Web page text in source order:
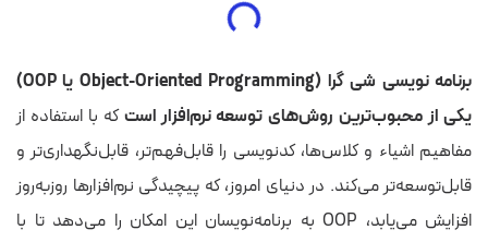
برنامه نویسی شی گرا
(Object-Oriented Programming یا OOP)
یکی از محبوب‌ترین روش‌های توسعه نرم‌افزار استکه با استفاده از
مفاهیم اشیاء و کلاس‌ها، کدنویسی را قابل‌فهم‌تر، قابل‌نگهداری‌تر و
قابل‌توسعه‌تر می‌کند. در دنیای امروز، که پیچیدگی نرم‌افزارها روز‌به‌روز
افزایش می‌یابد، OOP به برنامه‌نویسان این امکان را می‌دهد تا با